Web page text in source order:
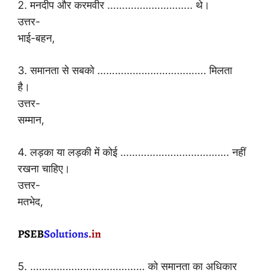
2. मनदीप और करमवीर ……………………….. थे।
उत्तर-
भाई-बहन,
3. समानता से सबको ………………………………. मिलता
है।
उत्तर-
सम्मान,
4. लड़का या लड़की में कोई ………………………………. नहीं
रखना चाहिए।
उत्तर-
मतभेद,
5. ………………………………… को समानता का अधिकार